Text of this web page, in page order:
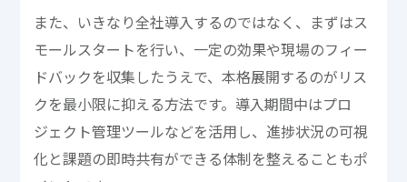
また、いきなり全社導入するのではなく、まずはス
モールスタートを行い、一定の効果や現場のフィー
ドバックを収集したうえで、本格展開するのがリス
クを最小限に抑える方法です。導入期間中はプロ
ジェクト管理ツールなどを活用し、進捗状況の可視
化と課題の即時共有ができる体制を整えることもポ